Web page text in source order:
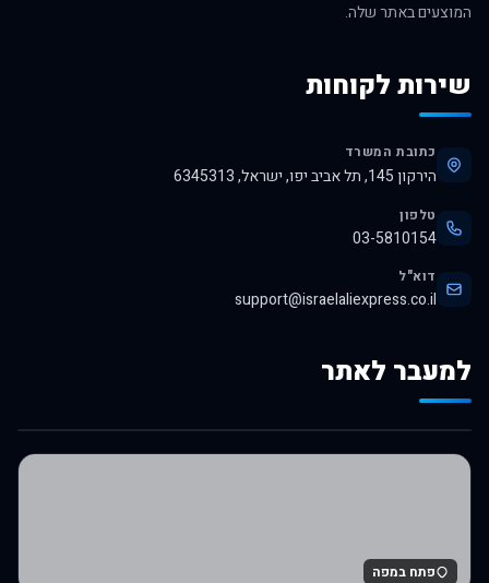
המוצעים באתר שלה.
שירות לקוחות
כתובת המשרד
הירקון 145, תל אביב יפו, ישראל, 6345313
טלפון
03-5810154
דוא"ל
support@israelaliexpress.co.il
למעבר לאתר
לרכישה באלי אקספרס
פתח במפה